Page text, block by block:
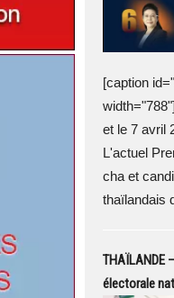
[caption
et le 7 avril
L'actuel
cha et
thaïlandais
THAÏLANDE
électorale